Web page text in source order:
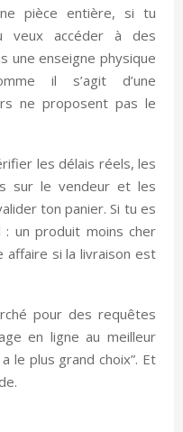
pièce entière, si tu
accéder à des
une enseigne physique
il s’agit d’une
ne proposent pas le
les délais réels, les
sur le vendeur et les
ton panier. Si tu es
un produit moins cher
affaire si la livraison est
pour des requêtes
en ligne au meilleur
le plus grand choix”. Et